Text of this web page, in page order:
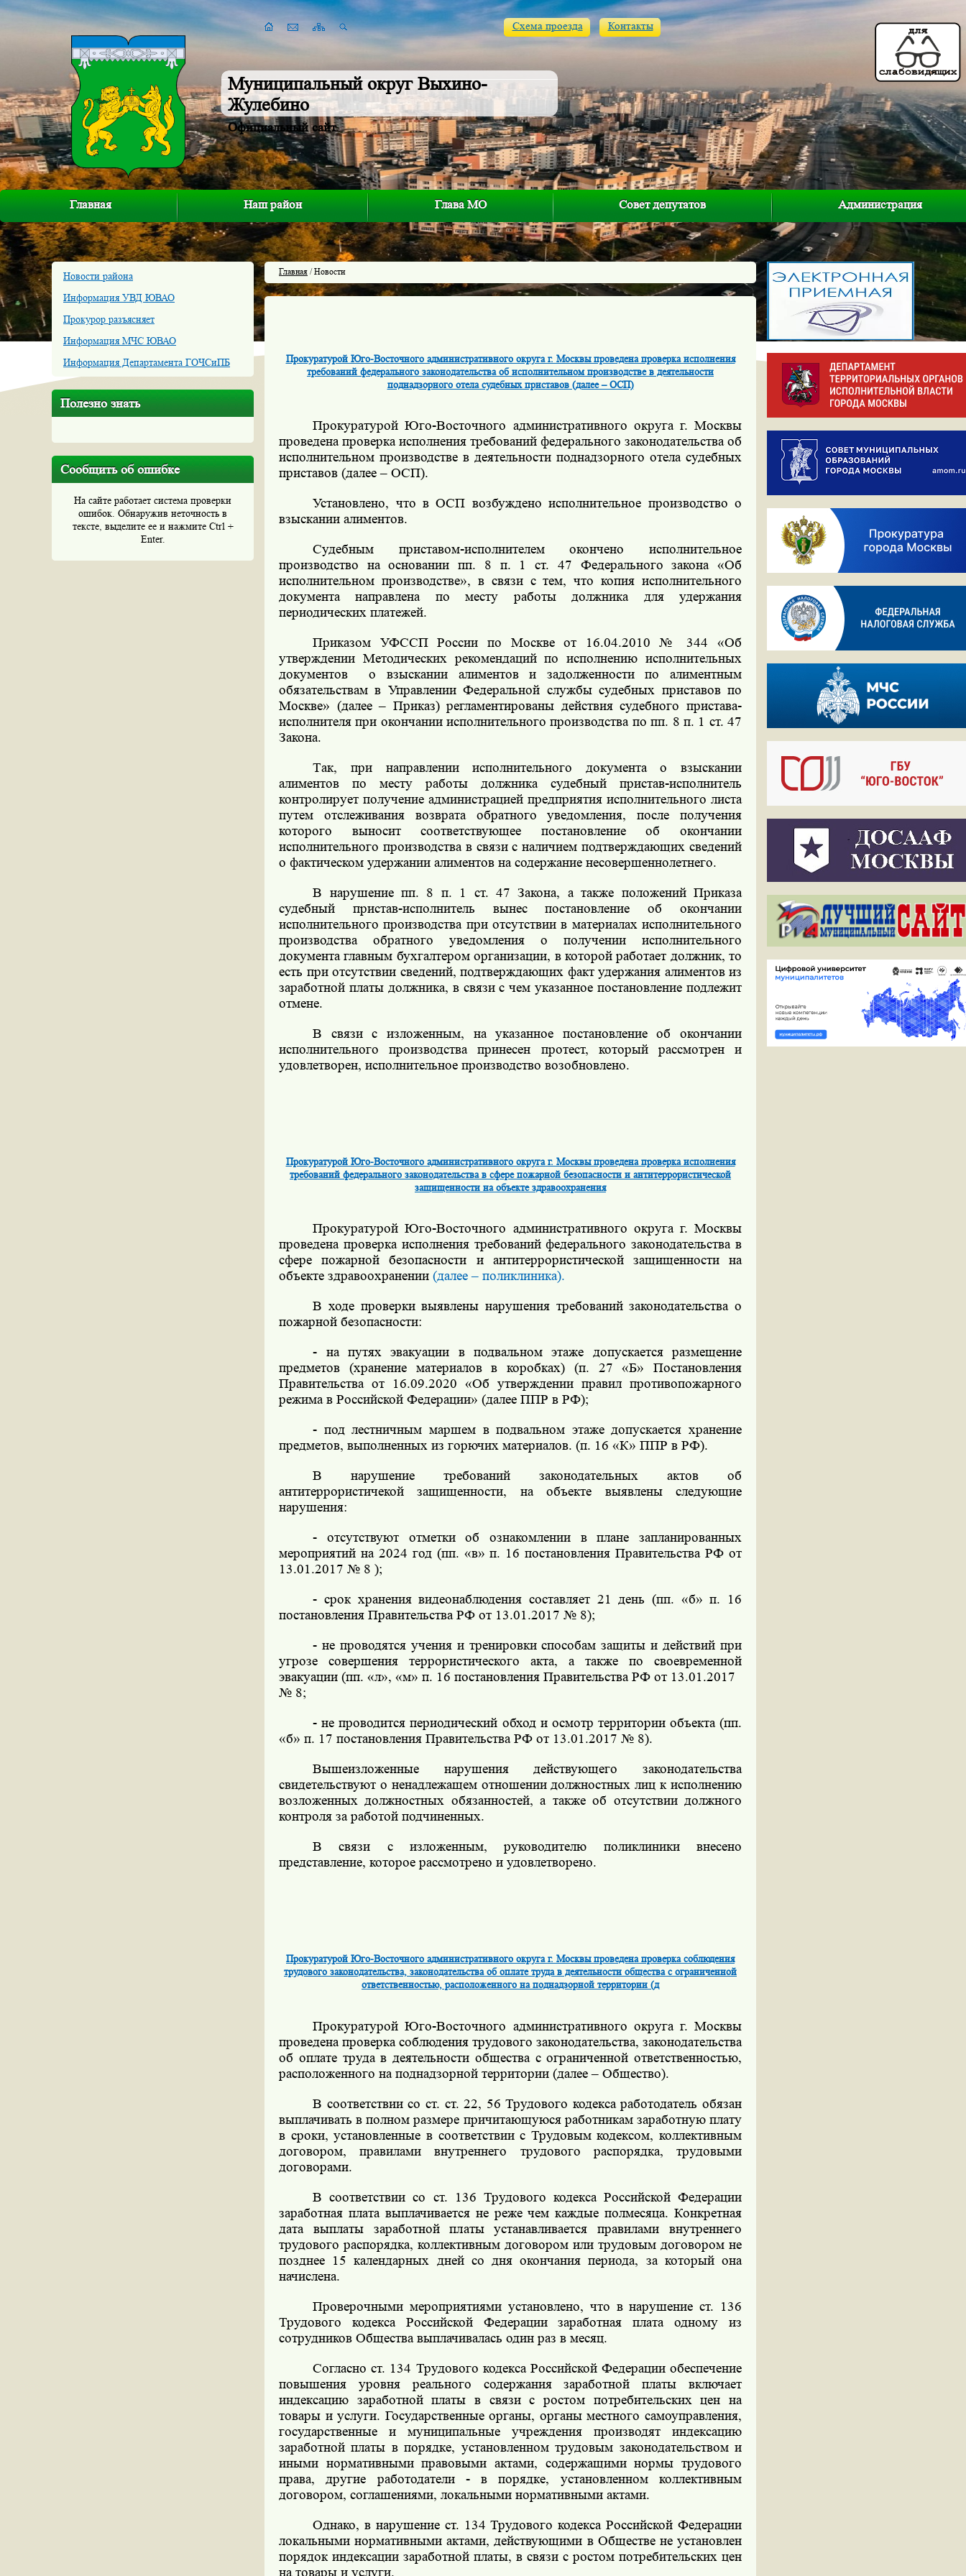
Муниципальный округ Выхино-
Жулебино
Официальный сайт
Схема проезда Контакты
Главная Наш район Глава МО Совет депутатов Администрация
Новости района
Информация УВД ЮВАО
Прокурор разъясняет
Информация МЧС ЮВАО
Информация Департамента ГОЧСиПБ
Полезно знать
Сообщить об ошибке
На сайте работает система проверки
ошибок. Обнаружив неточность в
тексте, выделите ее и нажмите Ctrl +
Enter.
Главная / Новости
Прокуратурой Юго-Восточного административного округа г. Москвы проведена проверка исполнения
требований федерального законодательства об исполнительном производстве в деятельности
поднадзорного отела судебных приставов (далее – ОСП)
Прокуратурой Юго-Восточного административного округа г. Москвы
проведена проверка исполнения требований федерального законодательства об
исполнительном производстве в деятельности поднадзорного отела судебных
приставов (далее – ОСП).
Установлено, что в ОСП возбуждено исполнительное производство о
взыскании алиментов.
Судебным приставом-исполнителем окончено исполнительное
производство на основании пп. 8 п. 1 ст. 47 Федерального закона «Об
исполнительном производстве», в связи с тем, что копия исполнительного
документа направлена по месту работы должника для удержания
периодических платежей.
Приказом УФССП России по Москве от 16.04.2010 № 344 «Об
утверждении Методических рекомендаций по исполнению исполнительных
документов
о взыскании алиментов и задолженности по алиментным
обязательствам в Управлении Федеральной службы судебных приставов по
Москве» (далее – Приказ) регламентированы действия судебного пристава-
исполнителя при окончании исполнительного производства по пп. 8 п. 1 ст. 47
Закона.
Так, при направлении исполнительного документа о взыскании
алиментов по месту работы должника судебный пристав-исполнитель
контролирует получение администрацией предприятия исполнительного листа
путем отслеживания возврата обратного уведомления, после получения
которого выносит соответствующее постановление об окончании
исполнительного производства в связи с наличием подтверждающих сведений
о фактическом удержании алиментов на содержание несовершеннолетнего.
В нарушение пп. 8 п. 1 ст. 47 Закона, а также положений Приказа
судебный пристав-исполнитель вынес постановление об окончании
исполнительного производства при отсутствии в материалах исполнительного
производства обратного уведомления о получении исполнительного
документа главным бухгалтером организации, в которой работает должник, то
есть при отсутствии сведений, подтверждающих факт удержания алиментов из
заработной платы должника, в связи с чем указанное постановление подлежит
отмене.
В связи с изложенным, на указанное постановление об окончании
исполнительного производства принесен протест, который рассмотрен и
удовлетворен, исполнительное производство возобновлено.
Прокуратурой Юго-Восточного административного округа г. Москвы проведена проверка исполнения
требований федерального законодательства в сфере пожарной безопасности и антитеррористической
защищенности на объекте здравоохранения
Прокуратурой Юго-Восточного административного округа г. Москвы
проведена проверка исполнения требований федерального законодательства в
сфере пожарной безопасности и антитеррористической защищенности на
объекте здравоохранении (далее – поликлиника).
В ходе проверки выявлены нарушения требований законодательства о
пожарной безопасности:
- на путях эвакуации в подвальном этаже допускается размещение
предметов (хранение материалов в коробках) (п. 27 «Б» Постановления
Правительства от 16.09.2020 «Об утверждении правил противопожарного
режима в Российской Федерации» (далее ППР в РФ);
- под лестничным маршем в подвальном этаже допускается хранение
предметов, выполненных из горючих материалов. (п. 16 «К» ППР в РФ).
В нарушение требований законодательных актов об
антитеррористичекой защищенности, на объекте выявлены следующие
нарушения:
- отсутствуют отметки об ознакомлении в плане запланированных
мероприятий на 2024 год (пп. «в» п. 16 постановления Правительства РФ от
13.01.2017 № 8 );
- срок хранения видеонаблюдения составляет 21 день (пп. «б» п. 16
постановления Правительства РФ от 13.01.2017 № 8);
- не проводятся учения и тренировки способам защиты и действий при
угрозе совершения террористического акта, а также по своевременной
эвакуации (пп. «л», «м» п. 16 постановления Правительства РФ от 13.01.2017
№ 8;
- не проводится периодический обход и осмотр территории объекта (пп.
«б» п. 17 постановления Правительства РФ от 13.01.2017 № 8).
Вышеизложенные нарушения действующего законодательства
свидетельствуют о ненадлежащем отношении должностных лиц к исполнению
возложенных должностных обязанностей, а также об отсутствии должного
контроля за работой подчиненных.
В связи с изложенным, руководителю поликлиники внесено
представление, которое рассмотрено и удовлетворено.
Прокуратурой Юго-Восточного административного округа г. Москвы проведена проверка соблюдения
трудового законодательства, законодательства об оплате труда в деятельности общества с ограниченной
ответственностью, расположенного на поднадзорной территории (д
Прокуратурой Юго-Восточного административного округа г. Москвы
проведена проверка соблюдения трудового законодательства, законодательства
об оплате труда в деятельности общества с ограниченной ответственностью,
расположенного на поднадзорной территории (далее – Общество).
В соответствии со ст. ст. 22, 56 Трудового кодекса работодатель обязан
выплачивать в полном размере причитающуюся работникам заработную плату
в сроки, установленные в соответствии с Трудовым кодексом, коллективным
договором, правилами внутреннего трудового распорядка, трудовыми
договорами.
В соответствии со ст. 136 Трудового кодекса Российской Федерации
заработная плата выплачивается не реже чем каждые полмесяца. Конкретная
дата выплаты заработной платы устанавливается правилами внутреннего
трудового распорядка, коллективным договором или трудовым договором не
позднее 15 календарных дней со дня окончания периода, за который она
начислена.
Проверочными мероприятиями установлено, что в нарушение ст. 136
Трудового кодекса Российской Федерации заработная плата одному из
сотрудников Общества выплачивалась один раз в месяц.
Согласно ст. 134 Трудового кодекса Российской Федерации обеспечение
повышения уровня реального содержания заработной платы включает
индексацию заработной платы в связи с ростом потребительских цен на
товары и услуги. Государственные органы, органы местного самоуправления,
государственные и муниципальные учреждения производят индексацию
заработной платы в порядке, установленном трудовым законодательством и
иными нормативными правовыми актами, содержащими нормы трудового
права, другие работодатели - в порядке, установленном коллективным
договором, соглашениями, локальными нормативными актами.
Однако, в нарушение ст. 134 Трудового кодекса Российской Федерации
локальными нормативными актами, действующими в Обществе не установлен
порядок индексации заработной платы, в связи с ростом потребительских цен
на товары и услуги.